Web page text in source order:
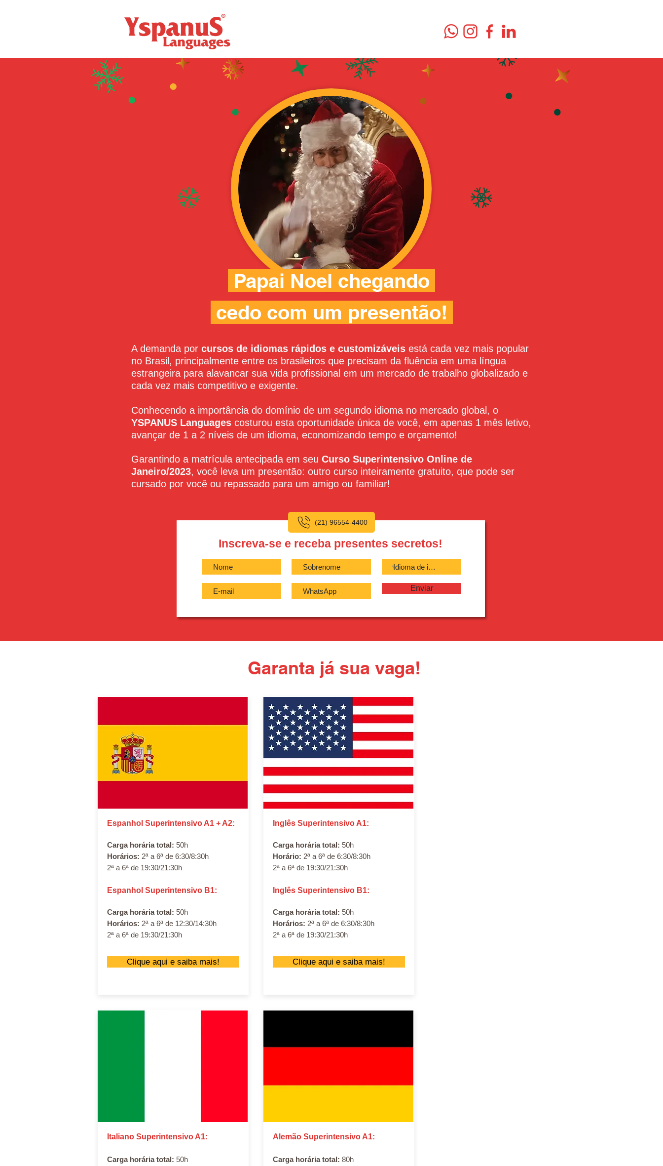
Papai Noel chegando
cedo com um presentão!
A demanda por cursos de idiomas rápidos e customizáveis está cada vez mais popular
no Brasil, principalmente entre os brasileiros que precisam da fluência em uma língua
estrangeira para alavancar sua vida profissional em um mercado de trabalho globalizado e
cada vez mais competitivo e exigente.
Conhecendo a importância do domínio de um segundo idioma no mercado global, o
YSPANUS Languages costurou esta oportunidade única de você, em apenas 1 mês letivo,
avançar de 1 a 2 níveis de um idioma, economizando tempo e orçamento!
Garantindo a matrícula antecipada em seu Curso Superintensivo Online de
Janeiro/2023, você leva um presentão: outro curso inteiramente gratuito, que pode ser
cursado por você ou repassado para um amigo ou familiar!
Inscreva-se e receba presentes secretos!
Enviar
(21) 96554-4400
Garanta já sua vaga!
Espanhol Superintensivo A1 + A2:
Carga horária total: 50h
Horários: 2ª a 6ª de 6:30/8:30h
2ª a 6ª de 19:30/21:30h
Espanhol Superintensivo B1:
Carga horária total: 50h
Horários: 2ª a 6ª de 12:30/14:30h
2ª a 6ª de 19:30/21:30h
Clique aqui e saiba mais!
Italiano Superintensivo A1:
Carga horária total: 50h
Inglês Superintensivo A1:
Carga horária total: 50h
Horário: 2ª a 6ª de 6:30/8:30h
2ª a 6ª de 19:30/21:30h
Inglês Superintensivo B1:
Carga horária total: 50h
Horários: 2ª a 6ª de 6:30/8:30h
2ª a 6ª de 19:30/21:30h
Clique aqui e saiba mais!
Alemão Superintensivo A1:
Carga horária total: 80h